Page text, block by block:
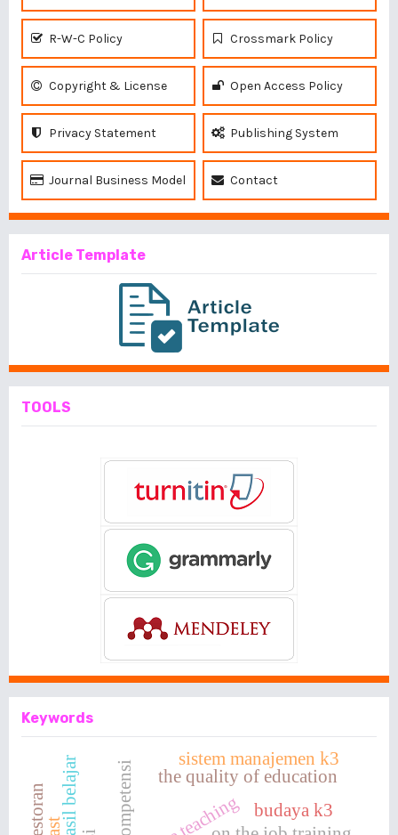
R-W-C Policy Crossmark Policy
Copyright & License Open Access Policy
Privacy Statement Publishing System
Journal Business Model Contact
Article Template
TOOLS
Keywords
kompetensi
hasil belajar the quality of education
budaya k3
sistem manajemen k3